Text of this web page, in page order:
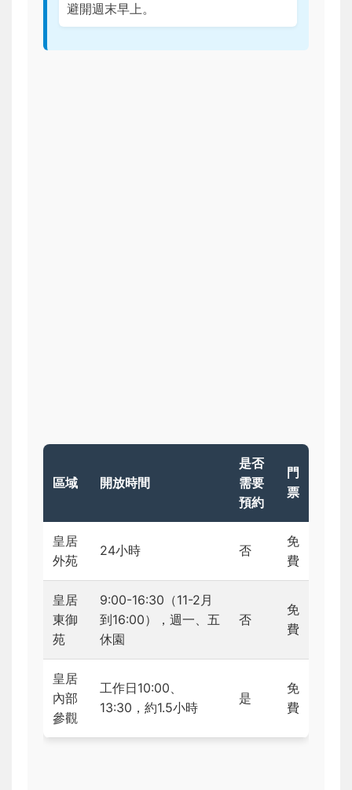
避開週末早上。
區域 開放時間
是否
需要
預約
門
票
皇居
外苑
24小時 否
免
費
皇居
東御
苑
9:00-16:30（11-2月
到16:00），週一、五
休園
否
免
費
皇居
內部
參觀
工作日10:00、
13:30，約1.5小時
是
免
費